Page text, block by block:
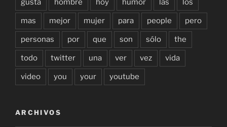
mas mejor mujer para people pero
personas por que son sólo the
todo twitter una ver vez vida
video you your youtube
ARCHIVOS